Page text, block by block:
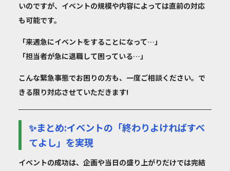
いのですが、イベントの規模や内容によっては直前の対応
も可能です。
「来週急にイベントをすることになって…」
「担当者が急に退職して困っている…」
こんな緊急事態でお困りの方も、一度ご相談ください。で
きる限り対応させていただきます!
✨まとめ:イベントの「終わりよければすべ
てよし」を実現
イベントの成功は、企画や当日の盛り上がりだけでは完結